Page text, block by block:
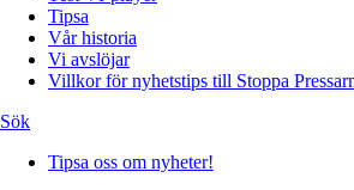
Tipsa
Vår historia
Vi avslöjar
Villkor för nyhetstips till Stoppa
Sök
Tipsa oss om nyheter!